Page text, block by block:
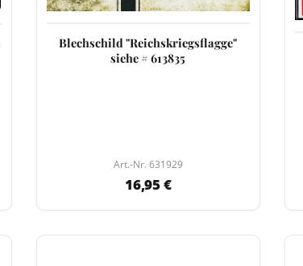
Blechschild "Reichskriegsflagge"
siehe # 613835
Art.-Nr. 631929
16,95 €